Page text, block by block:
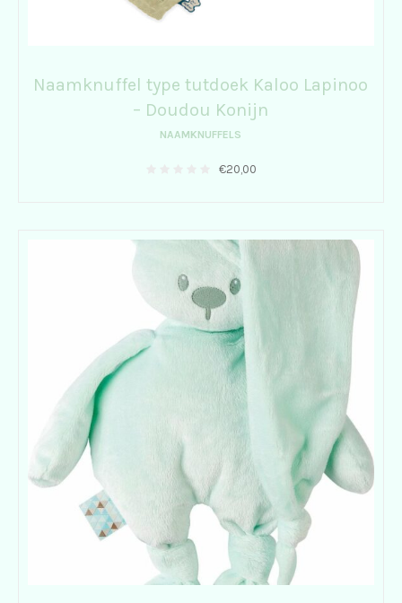
Naamknuffel type tutdoek Kaloo Lapinoo
– Doudou Konijn
NAAMKNUFFELS
€20,00